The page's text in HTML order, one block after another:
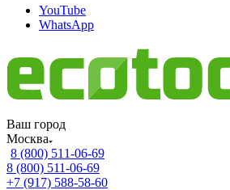
YouTube
WhatsApp
Ваш город
Москва
8 (800) 511-06-69
8 (800) 511-06-69
+7 (917) 588-58-60